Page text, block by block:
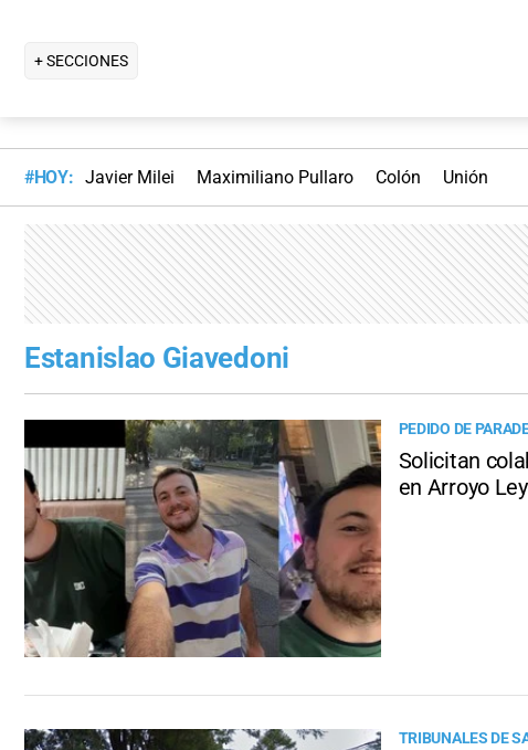
+ SECCIONES
#HOY: Javier Milei Maximiliano Pullaro Colón Unión
Estanislao Giavedoni
PEDIDO DE
Solicitan
en Arroyo
TRIBUNALES DE